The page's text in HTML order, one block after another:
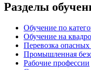
Разделы
Обучение по
Обучение на
Перевозка опасных
Промышленная
Рабочие профессии